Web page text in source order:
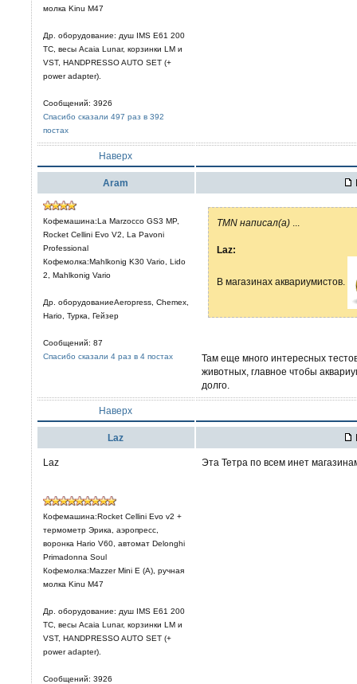
молка Kinu M47
Др. оборудование: душ IMS E61 200
TC, весы Acaia Lunar, корзинки LM и
VST, HANDPRESSO AUTO SET (+
power adapter).
Сообщений: 3926
Спасибо сказали 497 раз в 392
постах
Наверх
Aram
Кофемашина:La Marzocco GS3 MP,
Rocket Cellini Evo V2, La Pavoni
Professional
Кофемолка:Mahlkonig K30 Vario, Lido
2, Mahlkonig Vario
Др. оборудованиеAeropress, Chemex,
Hario, Турка, Гейзер
Сообщений: 87
Спасибо сказали 4 раз в 4 постах
TMN написал(а)
Laz:
В магазинах аквариумистов.
Там еще много интересных
животных, главное чтобы
долго.
Наверх
Laz
Laz
Кофемашина:Rocket Cellini Evo v2 +
термометр Эрика, аэропресс,
воронка Hario V60, автомат Delonghi
Primadonna Soul
Кофемолка:Mazzer Mini E (A), ручная
молка Kinu M47
Др. оборудование: душ IMS E61 200
TC, весы Acaia Lunar, корзинки LM и
VST, HANDPRESSO AUTO SET (+
power adapter).
Сообщений: 3926
Эта Тетра по всем инет